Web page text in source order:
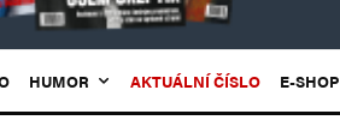
HUMOR AKTUÁLNÍ ČÍSLO E-SHOP